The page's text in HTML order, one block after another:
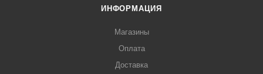
ИНФОРМАЦИЯ
Магазины
Оплата
Доставка